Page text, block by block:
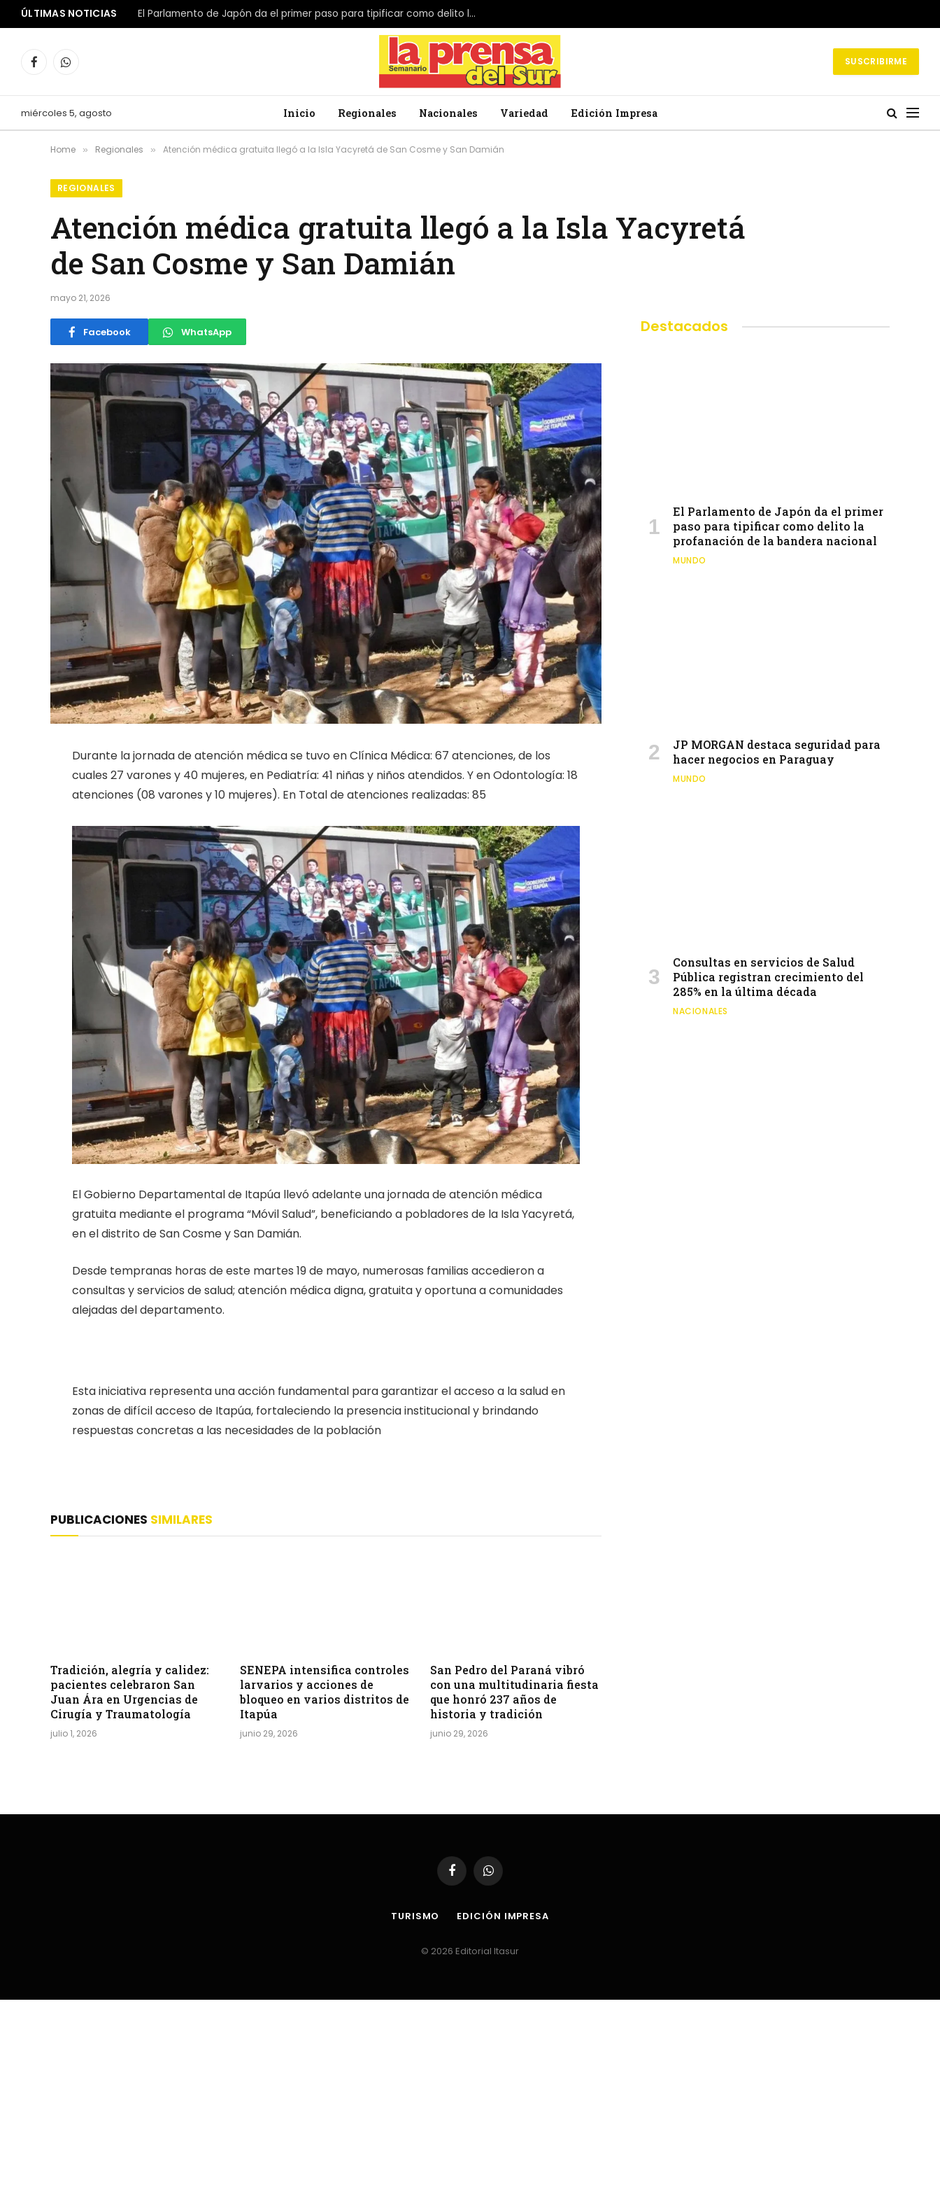
ÚLTIMAS NOTICIAS El Parlamento de Japón da el primer paso para tipificar como delito la profanación de la bandera nacional
FacebookWhatsApp SUSCRIBIRME
miércoles 5, agosto Inicio Regionales Nacionales Variedad Edición Impresa
Home » Regionales » Atención médica gratuita llegó a la Isla Yacyretá de San Cosme y San Damián
REGIONALES
Atención médica gratuita llegó a la Isla Yacyretá
de San Cosme y San Damián
mayo 21, 2026
Facebook WhatsApp
Durante la jornada de atención médica se tuvo en Clínica Médica: 67 atenciones, de los
cuales 27 varones y 40 mujeres, en Pediatría: 41 niñas y niños atendidos. Y en Odontología: 18
atenciones (08 varones y 10 mujeres). En Total de atenciones realizadas: 85
El Gobierno Departamental de Itapúa llevó adelante una jornada de atención médica
gratuita mediante el programa “Móvil Salud”, beneficiando a pobladores de la Isla Yacyretá,
en el distrito de San Cosme y San Damián.
Desde tempranas horas de este martes 19 de mayo, numerosas familias accedieron a
consultas y servicios de salud; atención médica digna, gratuita y oportuna a comunidades
alejadas del departamento.
Esta iniciativa representa una acción fundamental para garantizar el acceso a la salud en
zonas de difícil acceso de Itapúa, fortaleciendo la presencia institucional y brindando
respuestas concretas a las necesidades de la población
PUBLICACIONES SIMILARES
Tradición, alegría y calidez:
pacientes celebraron San
Juan Ára en Urgencias de
Cirugía y Traumatología
julio 1, 2026
SENEPA intensifica controles
larvarios y acciones de
bloqueo en varios distritos de
Itapúa
junio 29, 2026
San Pedro del Paraná vibró
con una multitudinaria fiesta
que honró 237 años de
historia y tradición
junio 29, 2026
Destacados
El Parlamento de Japón da el primer
paso para tipificar como delito la
profanación de la bandera nacional
MUNDO
JP MORGAN destaca seguridad para
hacer negocios en Paraguay
MUNDO
Consultas en servicios de Salud
Pública registran crecimiento del
285% en la última década
NACIONALES
FacebookWhatsApp
TURISMO EDICIÓN IMPRESA
© 2026 Editorial Itasur